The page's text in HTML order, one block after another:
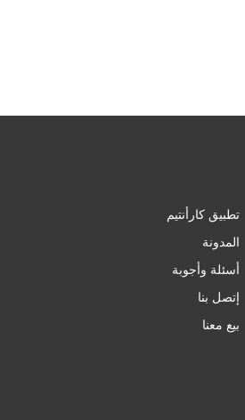
تطبيق كارأنتيم
المدونة
أسئلة وأجوبة
إتصل بنا
بيع معنا